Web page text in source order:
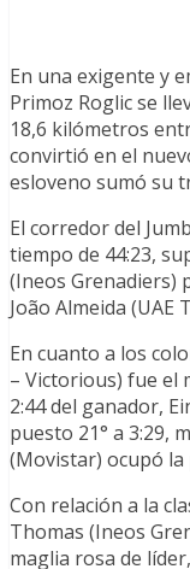
En una exigente y
Primoz Roglic se
18,6 kilómetros
convirtió en el
esloveno sumó su
El corredor del
tiempo de 44:23,
(Ineos Grenadiers)
João Almeida (UAE
En cuanto a los
– Victorious) fue el
2:44 del ganador,
puesto 21° a 3:29,
(Movistar) ocupó la
Con relación a la
Thomas (Ineos
maglia rosa de